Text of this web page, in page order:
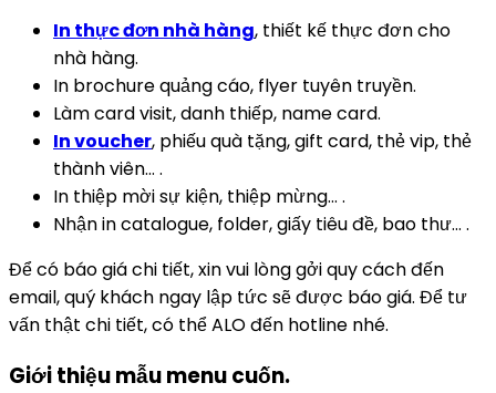
In thực đơn nhà hàng, thiết kế thực đơn cho
nhà hàng.
In brochure quảng cáo, flyer tuyên truyền.
Làm card visit, danh thiếp, name card.
In voucher, phiếu quà tặng, gift card, thẻ vip, thẻ
thành viên… .
In thiệp mời sự kiện, thiệp mừng… .
Nhận in catalogue, folder, giấy tiêu đề, bao thư… .
Để có báo giá chi tiết, xin vui lòng gởi quy cách đến
email, quý khách ngay lập tức sẽ được báo giá. Để tư
vấn thật chi tiết, có thể ALO đến hotline nhé.
Giới thiệu mẫu menu cuốn.